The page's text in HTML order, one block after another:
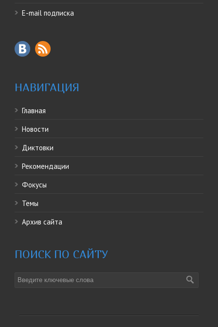
E-mail подписка
НАВИГАЦИЯ
Главная
Новости
Диктовки
Рекомендации
Фокусы
Темы
Архив сайта
ПОИСК ПО САЙТУ